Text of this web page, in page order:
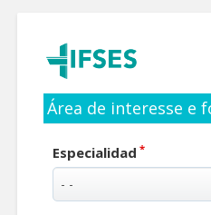
Área de interesse e
Especialidad *